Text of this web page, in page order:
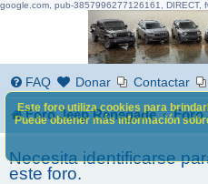
google.com, pub-3857996277126161, DIRECT,
FAQ Donar Contactar
Foro Jeep Renegade Foro
Necesita identificarse
este foro.
Este foro utiliza cookies para
Puede obtener más información